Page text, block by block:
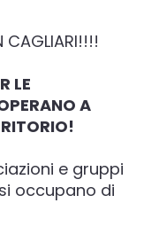
CAGLIARI!!!!
LE
A
e gruppi
occupano di